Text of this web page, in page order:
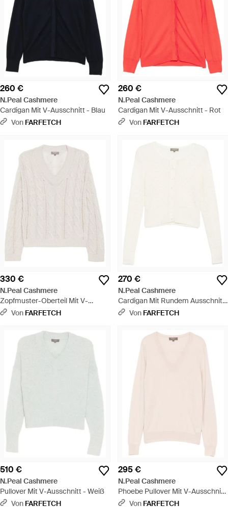
260 €
N.Peal Cashmere
Cardigan Mit V-Ausschnitt - Blau
Von FARFETCH
260 €
N.Peal Cashmere
Cardigan Mit V-Ausschnitt - Rot
Von FARFETCH
330 €
N.Peal Cashmere
Zopfmuster-Oberteil Mit V-
Ausschnitt - Weiß
Von FARFETCH
270 €
N.Peal Cashmere
Cardigan Mit Rundem Ausschnitt
- Weiß
Von FARFETCH
510 €
N.Peal Cashmere
Pullover Mit V-Ausschnitt - Weiß
Von FARFETCH
295 €
N.Peal Cashmere
Phoebe Pullover Mit V-Ausschnitt
- Weiß
Von FARFETCH